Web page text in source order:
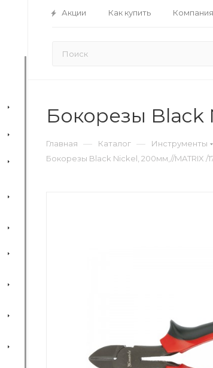
Акции Как купить Компания
Бокорезы Black
Главная — Каталог — Инструменты
Бокорезы Black Nickel, 200мм,//MATRIX /